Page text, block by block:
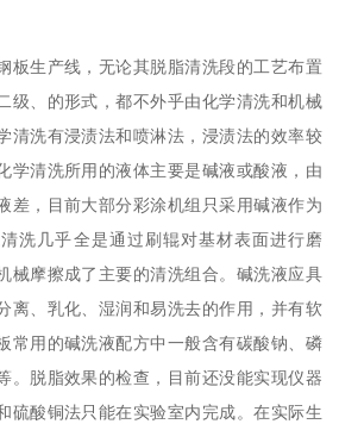
板生产线，无论其脱脂清洗段的工艺布置
级、的形式，都不外乎由化学清洗和机械
清洗有浸渍法和喷淋法，浸渍法的效率较
学清洗所用的液体主要是碱液或酸液，由
差，目前大部分彩涂机组只采用碱液作为
洗几乎全是通过刷辊对基材表面进行磨
械摩擦成了主要的清洗组合。碱洗液应具
离、乳化、湿润和易洗去的作用，并有软
常用的碱洗液配方中一般含有碳酸钠、磷
。脱脂效果的检查，目前还没能实现仪器
硫酸铜法只能在实验室内完成。在实际生